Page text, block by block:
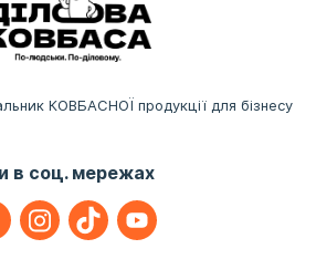
КОВБАСНОЇ продукції для бізнесу
в соц. мережах